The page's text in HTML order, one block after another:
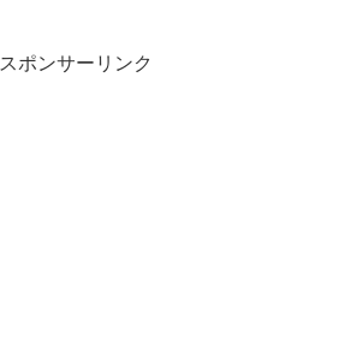
スポンサーリンク